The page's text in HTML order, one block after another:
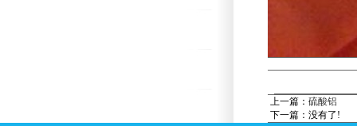
上一篇： 硫酸铝
下一篇：没有了!